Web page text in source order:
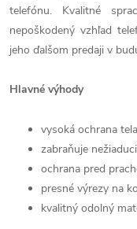
telefónu. Kvalitné
nepoškodený vzhľad
jeho ďalšom predaji v
Hlavné výhody
vysoká ochrana
zabraňuje
ochrana pred
presné výrezy na
kvalitný odolný